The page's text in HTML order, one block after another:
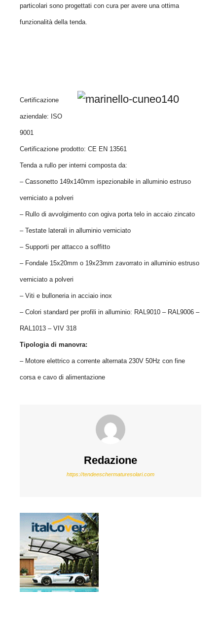
particolari sono progettati con cura per avere una ottima
funzionalità della tenda.
Certificazione
aziendale: ISO
9001
Certificazione prodotto: CE EN 13561
Tenda a rullo per interni composta da:
– Cassonetto 149x140mm ispezionabile in alluminio estruso
verniciato a polveri
– Rullo di avvolgimento con ogiva porta telo in accaio zincato
– Testate laterali in alluminio verniciato
– Supporti per attacco a soffitto
– Fondale 15x20mm o 19x23mm zavorrato in alluminio estruso
verniciato a polveri
– Viti e bulloneria in acciaio inox
– Colori standard per profili in alluminio: RAL9010 – RAL9006 –
RAL1013 – VIV 318
Tipologia di manovra:
– Motore elettrico a corrente alternata 230V 50Hz con fine
corsa e cavo di alimentazione
Redazione
https://tendeeschermaturesolari.com